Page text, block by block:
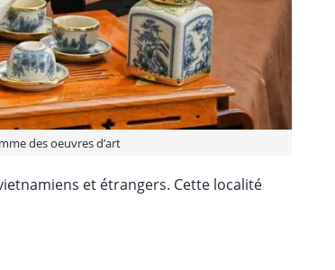
des oeuvres d’art
et étrangers. Cette localité